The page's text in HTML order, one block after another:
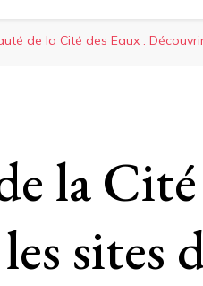
de la Cité des Eaux :
la
sites